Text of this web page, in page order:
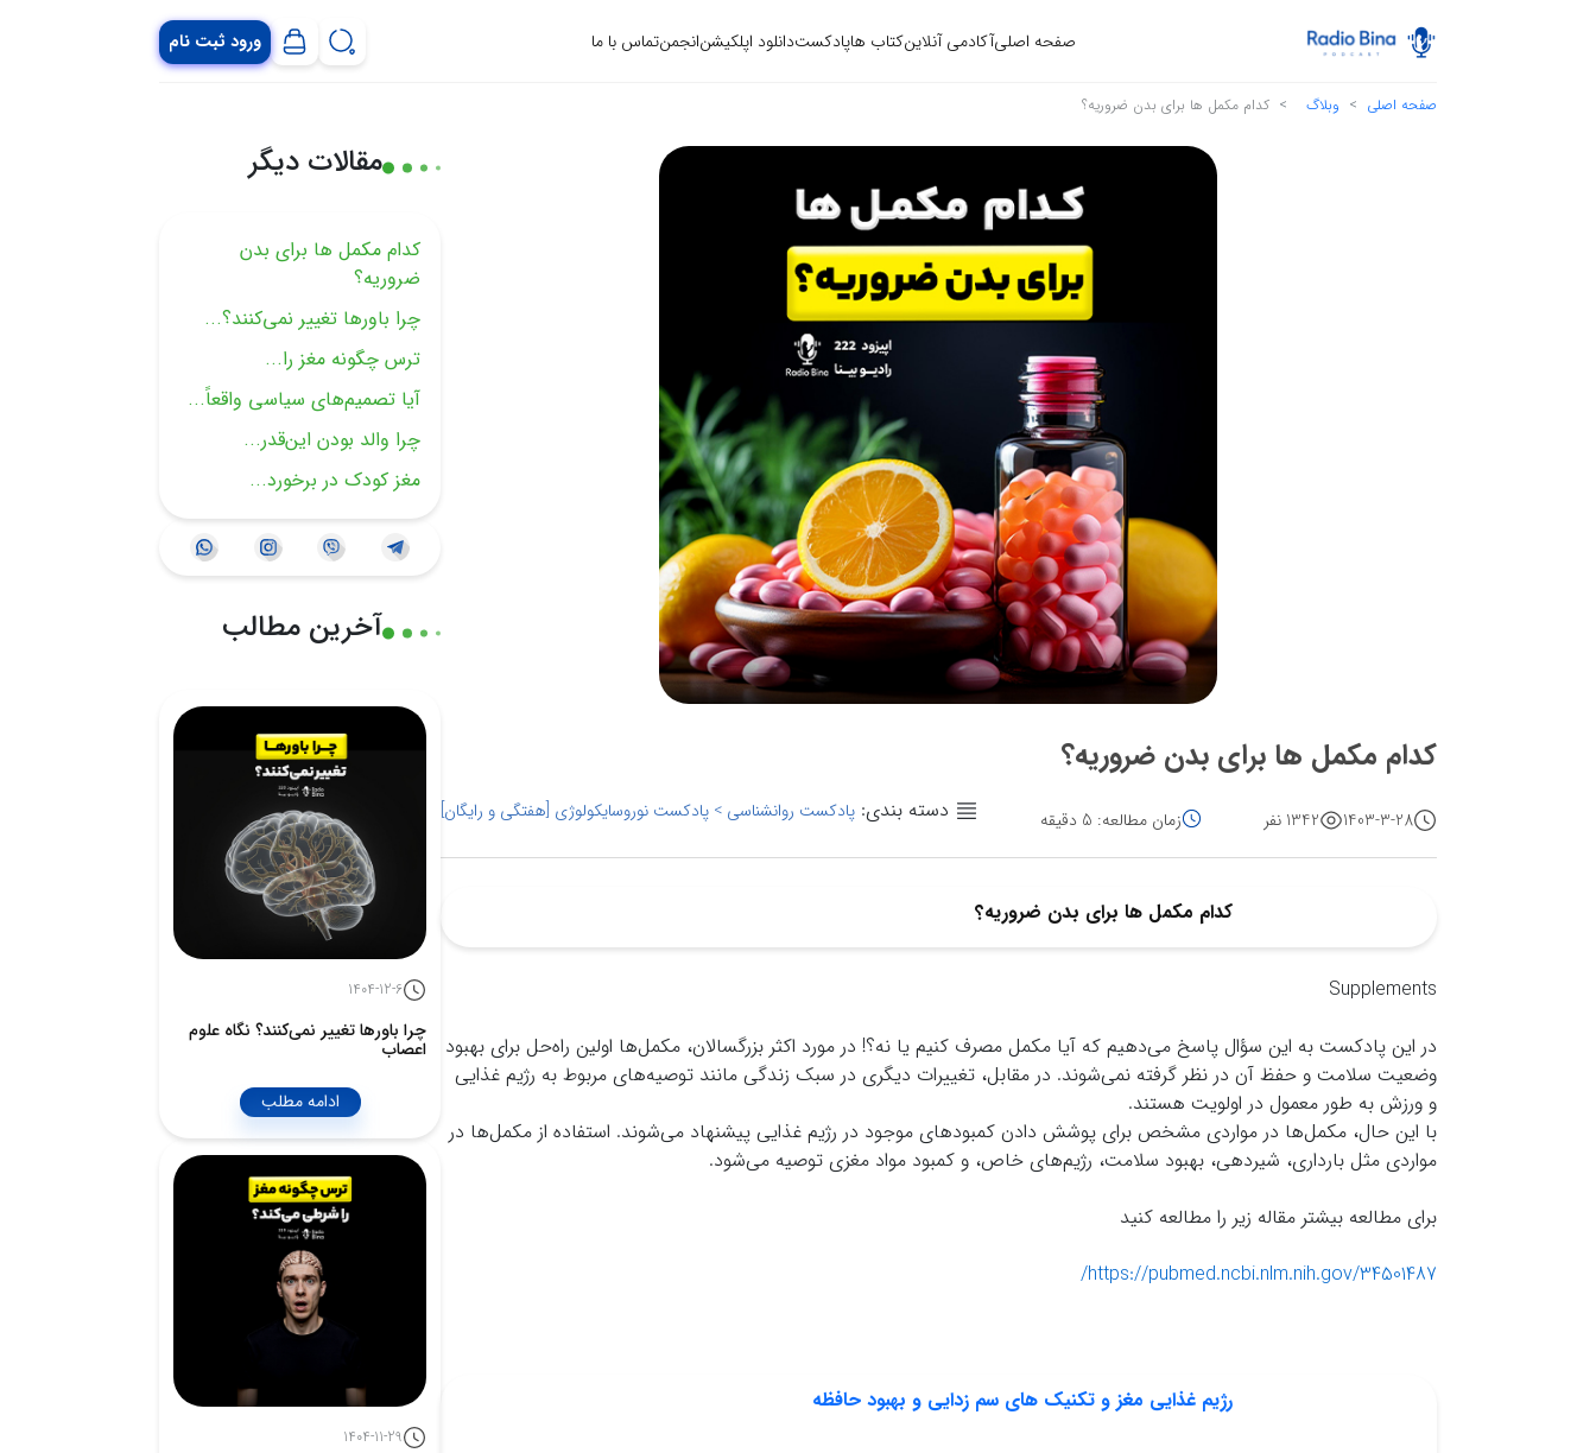
صفحه اصلیآکادمی آنلاینکتاب هاپادکستدانلود اپلکیشنانجمنتماس با ما ورود ثبت نام
صفحه اصلی وبلاگ کدام مکمل ها برای بدن ضروریه؟
کدام مکمل ها برای بدن ضروریه؟
1403-3-28 1342 نفر زمان مطالعه: 5 دقیقه دسته بندی:پادکست روانشناسی > پادکست نوروسایکولوژی [هفتگی و رایگان]
کدام مکمل ها برای بدن ضروریه؟
Supplements
در این پادکست به این سؤال پاسخ می‌دهیم که آیا مکمل مصرف کنیم یا نه؟! در مورد اکثر بزرگسالان، مکمل‌ها اولین راه‌حل برای بهبود
وضعیت سلامت و حفظ آن در نظر گرفته نمی‌شوند. در مقابل، تغییرات دیگری در سبک زندگی مانند توصیه‌های مربوط به رژیم غذایی
و ورزش به طور معمول در اولویت هستند.
با این حال، مکمل‌ها در مواردی مشخص برای پوشش دادن کمبودهای موجود در رژیم غذایی پیشنهاد می‌شوند. استفاده از مکمل‌ها در
مواردی مثل بارداری، شیردهی، بهبود سلامت، رژیم‌های خاص، و کمبود مواد مغزی توصیه می‌شود.
برای مطالعه بیشتر مقاله زیر را مطالعه کنید
https://pubmed.ncbi.nlm.nih.gov/34501487/
رژیم غذایی مغز و تکنیک های سم زدایی و‌ بهبود حافظه
مقالات دیگر
کدام مکمل ها برای بدن
ضروریه؟
چرا باورها تغییر نمی‌کنند؟...
ترس چگونه مغز را...
آیا تصمیم‌های سیاسی واقعاً...
چرا والد بودن این‌قدر...
مغز کودک در برخورد...
آخرین مطالب
1404-12-6
چرا باورها تغییر نمی‌کنند؟ نگاه علوم
اعصاب
ادامه مطلب
1404-11-29